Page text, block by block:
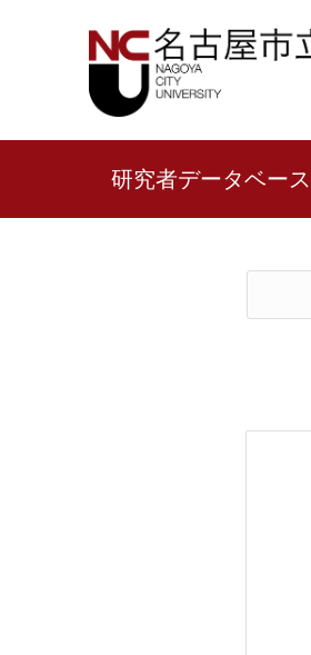
研究者データベース